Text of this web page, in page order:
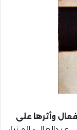
وأثرها على